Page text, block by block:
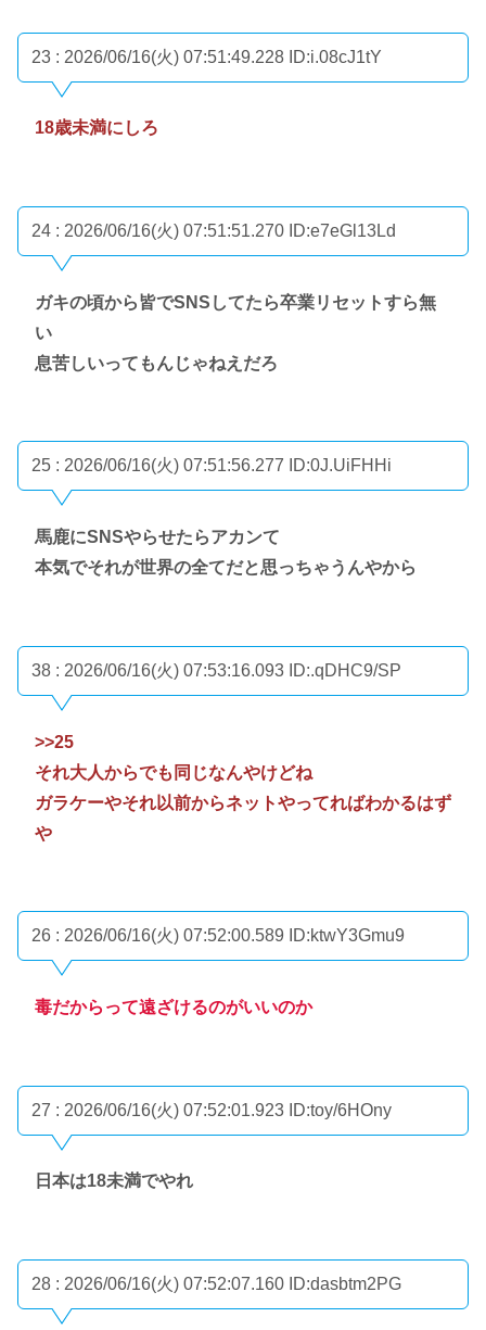
23 : 2026/06/16(火) 07:51:49.228 ID:i.08cJ1tY
18歳未満にしろ
24 : 2026/06/16(火) 07:51:51.270 ID:e7eGl13Ld
ガキの頃から皆でSNSしてたら卒業リセットすら無
い
息苦しいってもんじゃねえだろ
25 : 2026/06/16(火) 07:51:56.277 ID:0J.UiFHHi
馬鹿にSNSやらせたらアカンて
本気でそれが世界の全てだと思っちゃうんやから
38 : 2026/06/16(火) 07:53:16.093 ID:.qDHC9/SP
>>25
それ大人からでも同じなんやけどね
ガラケーやそれ以前からネットやってればわかるはず
や
26 : 2026/06/16(火) 07:52:00.589 ID:ktwY3Gmu9
毒だからって遠ざけるのがいいのか
27 : 2026/06/16(火) 07:52:01.923 ID:toy/6HOny
日本は18未満でやれ
28 : 2026/06/16(火) 07:52:07.160 ID:dasbtm2PG